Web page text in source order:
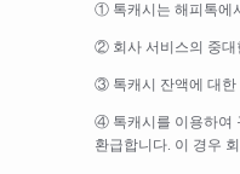
① 톡캐시는 해피톡에
② 회사 서비스의 중대
③ 톡캐시 잔액에 대한
④ 톡캐시를 이용하여
환급합니다. 이 경우